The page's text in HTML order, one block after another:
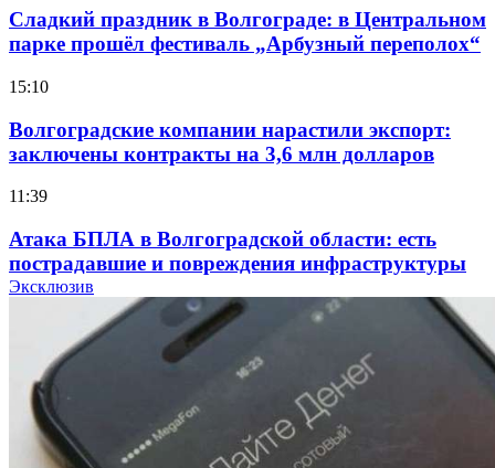
Сладкий праздник в Волгограде: в Центральном
парке прошёл фестиваль „Арбузный переполох“
15:10
Волгоградские компании нарастили экспорт:
заключены контракты на 3,6 млн долларов
11:39
Атака БПЛА в Волгоградской области: есть
пострадавшие и повреждения инфраструктуры
Волгоградские вузы в топе зарплатного
рейтинга: ВолгГТУ и ВолгГМУ вошли в топ‑15
для химической отрасли и фармацевтики
18:39
Эксклюзив